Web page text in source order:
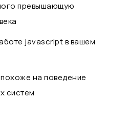
превышающую
javascript в вашем
на поведение
систем